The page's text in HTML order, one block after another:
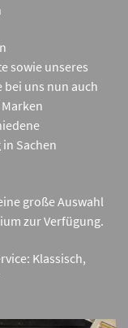
sowie unseres
bei uns nun auch
Sachen
große Auswahl
zur Verfügung.
Klassisch,